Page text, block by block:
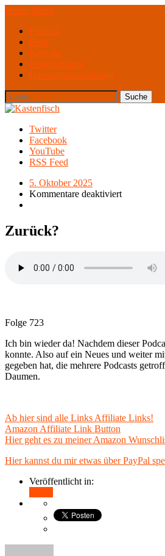
Home Menü
Podcast
Blog
Kontakt
Unterstützung
Datenschutzerklärung
Twitter
Facebook
YouTube
RSS Feed
5. Oktober 2025
Kommentare deaktiviert
Zurück?
Folge 723
Ich bin wieder da! Nachdem dieser
konnte. Also auf ein Neues und weiter
gegeben hat, die mehrere Podcasts
Daumen.
Ab hier sind alle Links Affiliate Links!
Amazon Affiliate Link Button
Hier geht es zu meiner Amazon
Hier kannst du mir etwas über PayPal
Veröffentlicht in: